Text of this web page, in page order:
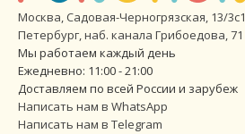
Москва, Садовая-Черногрязская, 13/3с1
Петербург,наб. канала Грибоедова, 71
Мы работаем каждый день
Ежедневно: 11:00 - 21:00
Доставляем по всей России и зарубеж
Написать нам в WhatsApp
Написать нам в Telegram